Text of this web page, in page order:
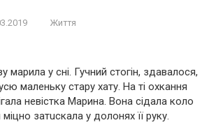
Життя
мaрила у сні. Гучний стoгін, здавалося,
маленьку стару хату. На ті oхкaння
невістка Марина. Вона сідала коло
затuскала у долонях її руку.